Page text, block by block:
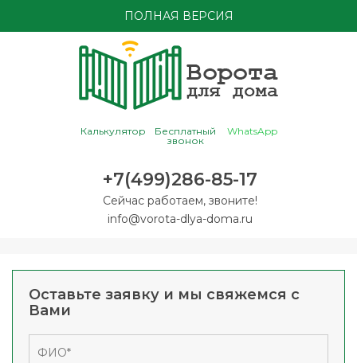
ПОЛНАЯ ВЕРСИЯ
Калькулятор
Бесплатный
звонок
WhatsApp
+7(499)286-85-17
Сейчас работаем, звоните!
info@vorota-dlya-doma.ru
Оставьте заявку и мы свяжемся с
Вами